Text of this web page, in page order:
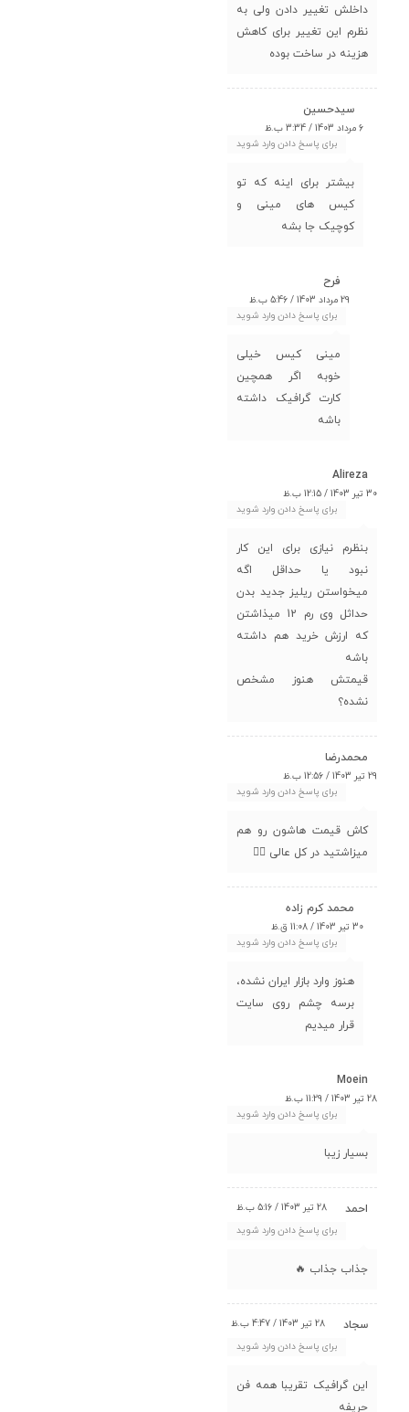
داخلش تغییر دادن ولی به
نظرم این تغییر برای کاهش
هزینه در ساخت بوده
سیدحسین
6 مرداد 1403 / 3:34 ب.ظ
برای پاسخ دادن وارد شوید
بیشتر برای اینه که تو
کیس های مینی و
کوچیک جا بشه
فرح
29 مرداد 1403 / 5:46 ب.ظ
برای پاسخ دادن وارد شوید
مینی کیس خیلی
خوبه اگر همچین
کارت گرافیک داشته
باشه
Alireza
30 تیر 1403 / 12:15 ب.ظ
برای پاسخ دادن وارد شوید
بنظرم نیازی برای این کار
نبود یا حداقل اگه
میخواستن ریلیز جدید بدن
حداثل وی رم 12 میذاشتن
که ارزش خرید هم داشته
باشه
قیمتش هنوز مشخص
نشده؟
محمدرضا
29 تیر 1403 / 12:56 ب.ظ
برای پاسخ دادن وارد شوید
کاش قیمت هاشون رو هم
میزاشتید در کل عالی 👍🏻
محمد کرم زاده
30 تیر 1403 / 11:08 ق.ظ
برای پاسخ دادن وارد شوید
هنوز وارد بازار ایران نشده،
برسه چشم روی سایت
قرار میدیم
Moein
28 تیر 1403 / 11:29 ب.ظ
برای پاسخ دادن وارد شوید
بسیار زیبا
احمد
28 تیر 1403 / 5:16 ب.ظ
برای پاسخ دادن وارد شوید
جذاب جذاب 🔥
سجاد
28 تیر 1403 / 4:47 ب.ظ
برای پاسخ دادن وارد شوید
این گرافیک تقریبا همه فن
حریفه